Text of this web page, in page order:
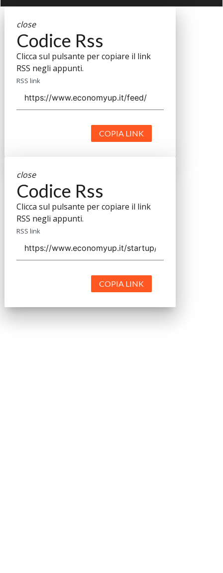
close
Codice Rss
Clicca sul pulsante per copiare il link
RSS negli appunti.
RSS link
COPIA LINK
close
Codice Rss
Clicca sul pulsante per copiare il link
RSS negli appunti.
RSS link
COPIA LINK